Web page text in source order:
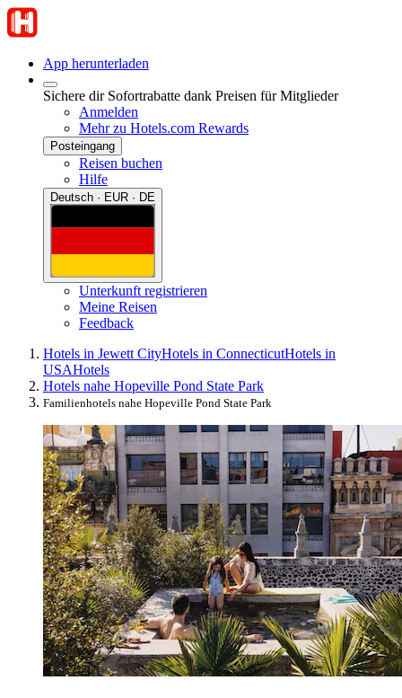
App herunterladen
Sichere dir Sofortrabatte dank Preisen für Mitglieder
Anmelden
Mehr zu Hotels.com Rewards
Posteingang
Reisen buchen
Hilfe
Deutsch · EUR · DE
Unterkunft registrieren
Meine Reisen
Feedback
Hotels in Jewett CityHotels in ConnecticutHotels in
USAHotels
Hotels nahe Hopeville Pond State Park
Familienhotels nahe Hopeville Pond State Park